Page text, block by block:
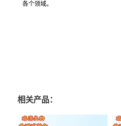
各个领域。
相关产品：